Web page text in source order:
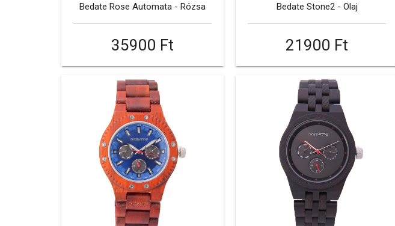
Bedate Rose Automata - Rózsa
35900 Ft
Bedate Stone2 - Olaj
21900 Ft